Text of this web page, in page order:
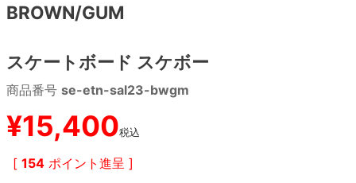
BROWN/GUM
スケートボード スケボー
商品番号 se-etn-sal23-bwgm
¥15,400税込
[ 154 ポイント進呈 ]
8.9inch
9.0inch以上
高性能デッキ
9.0inch以上
110mm
30cm